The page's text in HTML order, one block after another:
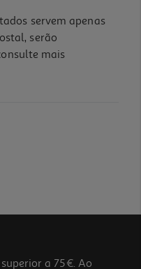
servem apenas
serão
mais
a 75€. Ao